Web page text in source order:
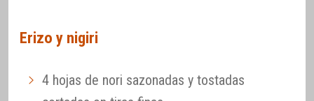
Erizo y nigiri
4 hojas de nori sazonadas y tostadas